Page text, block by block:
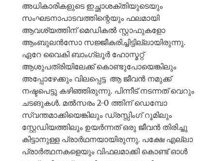
അധികാരികളുടെ ഇച്ഛാശക്തിയുടെയും
സംഘടനാപാടവത്തിന്റെയും ഫലമായി
ആവശ്യത്തിന് മെഡികൽ സ്റ്റാഫുകളോ
ആംബുലൻസോ സജ്ജീകരിച്ചിട്ടില്ലായിരുന്നു.
ഏറേ വൈകി ബാംഗ്ലൂർ ഹോസ്മറ്റ്
ആശുപത്രിയിലേക്ക് കൊണ്ടുപോയെങ്കിലും
അപ്പോഴേക്കും വിലപ്പെട്ട ആ ജീവൻ നമുക്ക്
നഷ്ടപെട്ടു കഴിഞ്ഞിരുന്നു. പിന്നീട് നടന്നത് വെറും
ചടങുകൾ. മൽസരം 2-0 ത്തിന് ഡെമ്പോ
സ്വന്തമാക്കിയെങ്കിലും ഡ്രസ്സിംഗ് റൂമിലും
സ്റ്റേഡിയത്തിലും ഉയർന്നത് ഒരു ജീവൻ തിരിച്ചു
കിട്ടാനുള്ള പ്രാർഥനയായിരുന്നു. പക്ഷേ എല്ലാ
പ്രാർത്ഥനകളെയും വിഫലമാക്കി കൊണ്ട് ഓൾ